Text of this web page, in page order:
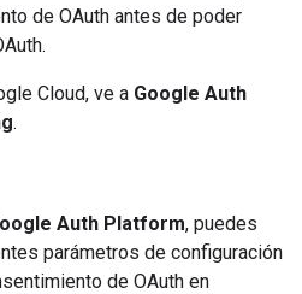
de OAuth antes de poder
Cloud, ve a Google Auth
.
Auth Platform, puedes
parámetros de configuración
de OAuth en